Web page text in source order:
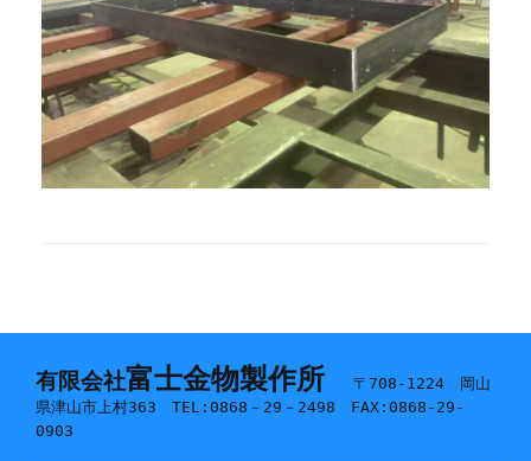
有限会社富士金物製作所
〒708-1224 岡山
県津山市上村363 TEL:0868－29－2498 FAX:0868-29-
0903